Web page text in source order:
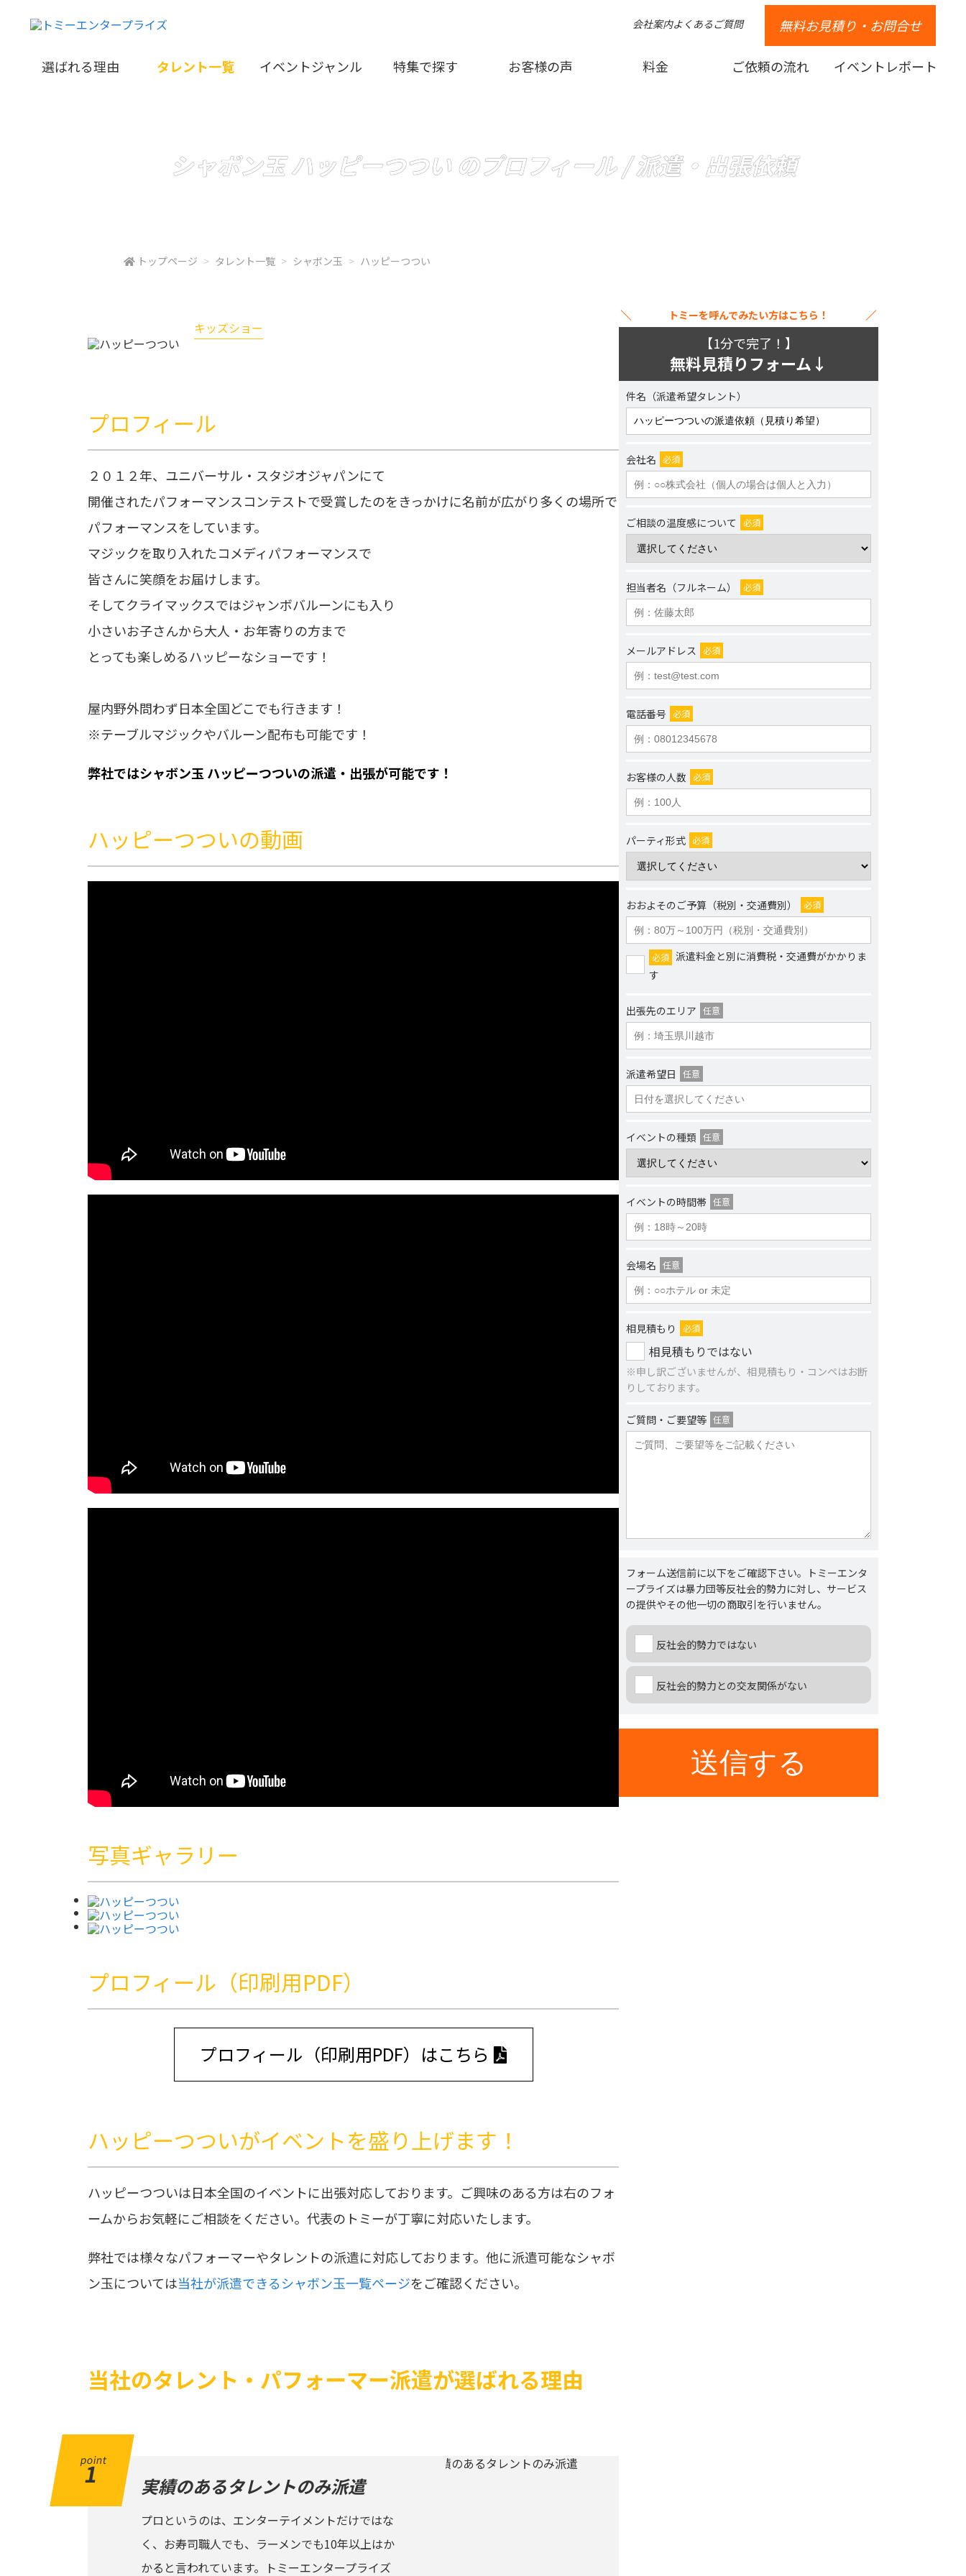
会社案内よくあるご質問 無料お見積り・お問合せ
選ばれる理由 タレント一覧 イベントジャンル 特集で探す お客様の声 料金 ご依頼の流れ イベントレポート
シャボン玉 ハッピーつつい のプロフィール / 派遣・出張依頼
トップページ タレント一覧 シャボン玉 ハッピーつつい
キッズショー
プロフィール
２０１２年、ユニバーサル・スタジオジャパンにて
開催されたパフォーマンスコンテストで受賞したのをきっかけに名前が広がり多くの場所で
パフォーマンスをしています。
マジックを取り入れたコメディパフォーマンスで
皆さんに笑顔をお届けします。
そしてクライマックスではジャンボバルーンにも入り
小さいお子さんから大人・お年寄りの方まで
とっても楽しめるハッピーなショーです！
屋内野外問わず日本全国どこでも行きます！
※テーブルマジックやバルーン配布も可能です！
弊社ではシャボン玉 ハッピーつついの派遣・出張が可能です！
ハッピーつついの動画
写真ギャラリー
プロフィール（印刷用PDF）
プロフィール（印刷用PDF）はこちら
ハッピーつついがイベントを盛り上げます！
ハッピーつついは日本全国のイベントに出張対応しております。ご興味のある方は右のフォ
ームからお気軽にご相談をください。代表のトミーが丁寧に対応いたします。
弊社では様々なパフォーマーやタレントの派遣に対応しております。他に派遣可能なシャボ
ン玉については当社が派遣できるシャボン玉一覧ページをご確認ください。
当社のタレント・パフォーマー派遣が選ばれる理由
point
1 実績のあるタレントのみ派遣
プロというのは、エンターテイメントだけではな
く、お寿司職人でも、ラーメンでも10年以上はか
かると言われています。トミーエンタープライズ
トミーを呼んでみたい方はこちら！
【1分で完了！】
無料見積りフォーム↓
件名（派遣希望タレント）
会社名 必須
ご相談の温度感について 必須
担当者名（フルネーム） 必須
メールアドレス 必須
電話番号 必須
お客様の人数 必須
パーティ形式 必須
おおよそのご予算（税別・交通費別） 必須
必須 派遣料金と別に消費税・交通費がかかりま
す
出張先のエリア 任意
派遣希望日 任意
イベントの種類 任意
イベントの時間帯 任意
会場名 任意
相見積もり 必須
相見積もりではない
※申し訳ございませんが、相見積もり・コンペはお断
りしております。
ご質問・ご要望等 任意
フォーム送信前に以下をご確認下さい。トミーエンタ
ープライズは暴力団等反社会的勢力に対し、サービス
の提供やその他一切の商取引を行いません。
反社会的勢力ではない
反社会的勢力との交友関係がない